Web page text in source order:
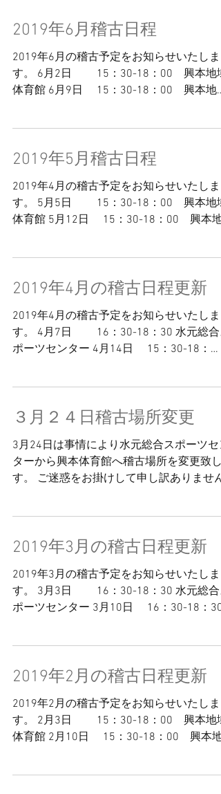
2019年6月稽古日程
2019年6月の稽古予定をお知らせいたしま
す。 6月2日 15：30-18：00 興本地域
体育館 6月9日 15：30-18：00 興本地域
2019年5月稽古日程
2019年4月の稽古予定をお知らせいたしま
す。 5月5日 15：30-18：00 興本地域
体育館 5月12日 15：30-18：00 興本地
2019年4月の稽古日程更新
2019年4月の稽古予定をお知らせいたしま
す。 4月7日 16：30-18：30 水元総合ス
ポーツセンター 4月14日 15：30-18：
３月２４日稽古場所変更
3月24日は事情により水元総合スポーツセ
ターから興本体育館へ稽古場所を変更致し
す。 ご迷惑をお掛けして申し訳ありません
2019年3月の稽古日程更新
2019年3月の稽古予定をお知らせいたしま
す。 3月3日 16：30-18：30 水元総合ス
ポーツセンター 3月10日 16：30-18：30
2019年2月の稽古日程更新
2019年2月の稽古予定をお知らせいたしま
す。 2月3日 15：30-18：00 興本地域
体育館 2月10日 15：30-18：00 興本地